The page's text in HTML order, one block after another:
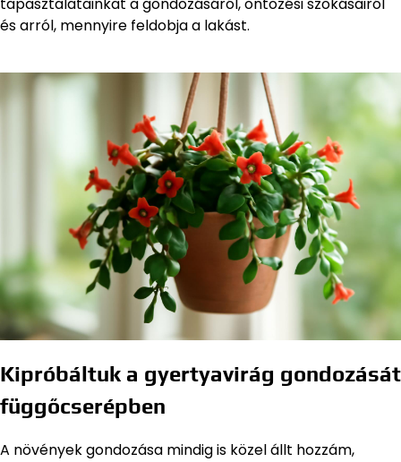
és arról, mennyire feldobja a lakást.
Kipróbáltuk a gyertyavirág gondozását
függőcserépben
A növények gondozása mindig is közel állt hozzám,